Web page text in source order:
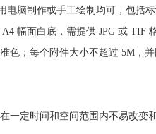
脑制作或手工绘制均可，包括标
幅面白底，需提供 JPG 或 TIF
色；每个附件大小不超过 5M，
一定时间和空间范围内不易改变和